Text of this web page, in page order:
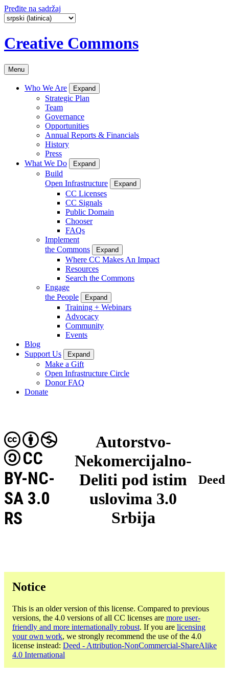
Pređite na sadržaj
Creative Commons
Menu
Who We Are Expand
Strategic Plan
Team
Governance
Opportunities
Annual Reports & Financials
History
Press
What We Do
Expand
Build
Open Infrastructure
Expand
CC Licenses
CC Signals
Public Domain
Chooser
FAQs
Implement
the Commons
Expand
Where CC Makes An Impact
Resources
Search the Commons
Engage
the People
Expand
Training + Webinars
Advocacy
Community
Events
Blog
Support Us
Expand
Make a Gift
Open Infrastructure Circle
Donor FAQ
Donate
Autorstvo-
Nekomercijalno-
Deliti pod istim
uslovima 3.0
Srbija
CC
BY-NC-
SA 3.0
RS
Deed
Notice
This is an older version of this license. Compared to previous
versions, the 4.0 versions of all CC licenses are more user-
friendly and more internationally robust. If you are licensing
your own work, we strongly recommend the use of the 4.0
license instead: Deed - Attribution-NonCommercial-ShareAlike
4.0 International